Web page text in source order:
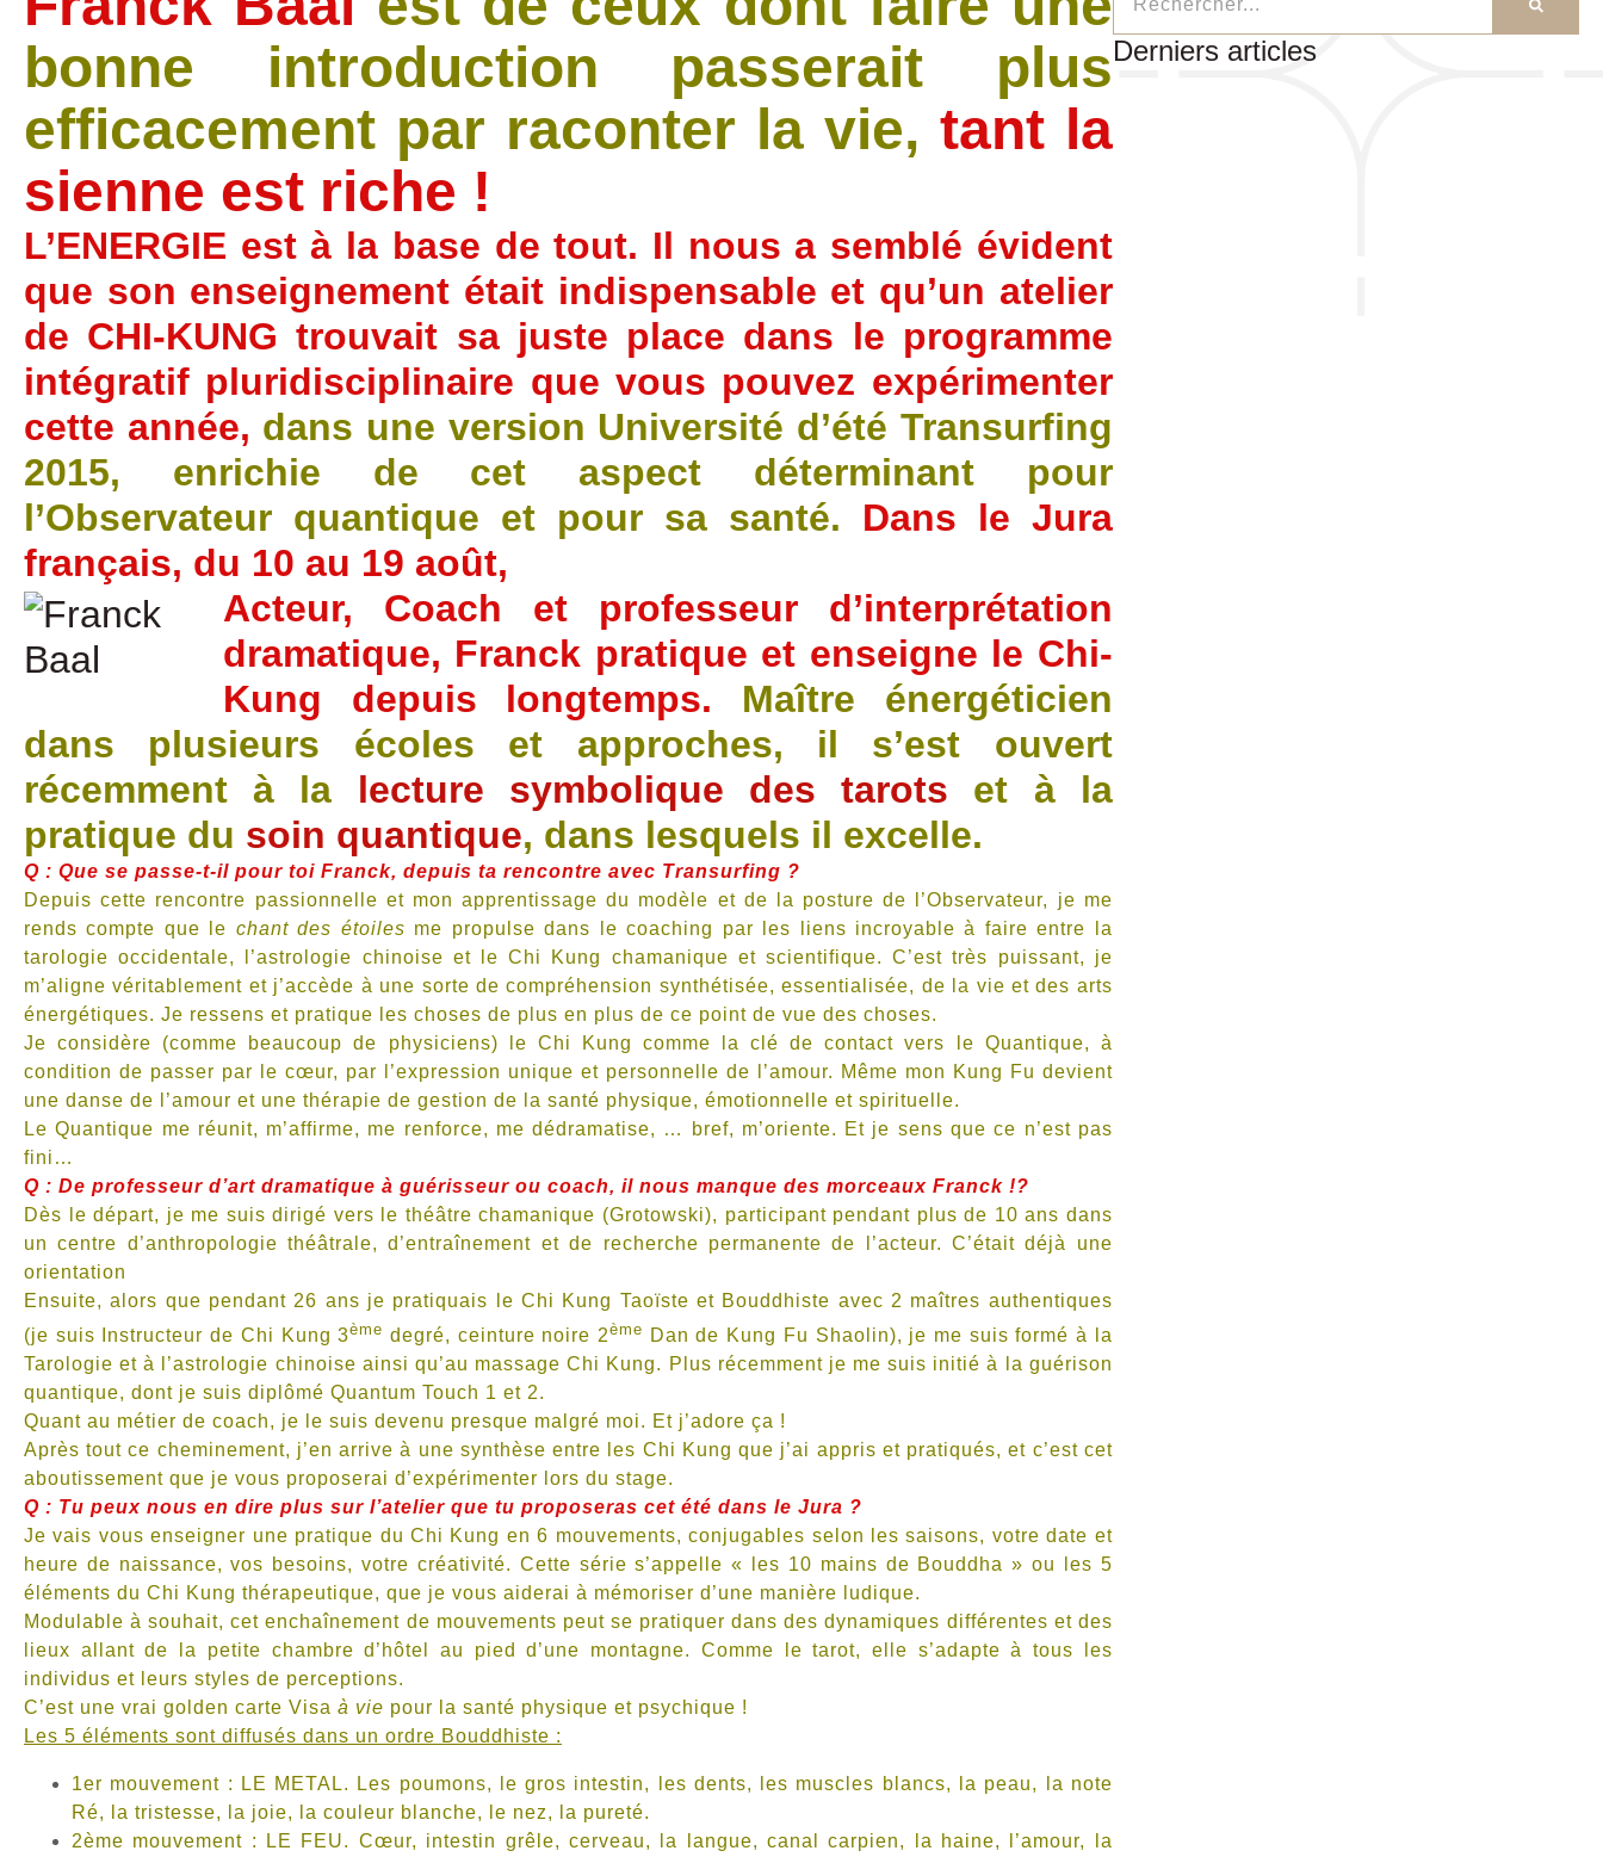
bonne introduction passerait plus
efficacement par raconter la vie, tant la
sienne est riche !
L’ENERGIE est à la base de tout. Il nous a semblé évident
que son enseignement était indispensable et qu’un atelier
de CHI-KUNG trouvait sa juste place dans le programme
intégratif pluridisciplinaire que vous pouvez expérimenter
cette année, dans une version Université d’été Transurfing
2015, enrichie de cet aspect déterminant pour
l’Observateur quantique et pour sa santé. Dans le Jura
français, du 10 au 19 août,
Acteur, Coach et professeur d’interprétation
dramatique, Franck pratique et enseigne le Chi-
Kung depuis longtemps. Maître énergéticien
dans plusieurs écoles et approches, il s’est ouvert
récemment à la lecture symbolique des tarots et à la
pratique du soin quantique, dans lesquels il excelle.
Q : Que se passe-t-il pour toi Franck, depuis ta rencontre avec Transurfing ?
Depuis cette rencontre passionnelle et mon apprentissage du modèle et de la posture de l’Observateur, je me
rends compte que le chant des étoiles me propulse dans le coaching par les liens incroyable à faire entre la
tarologie occidentale, l’astrologie chinoise et le Chi Kung chamanique et scientifique. C’est très puissant, je
m’aligne véritablement et j’accède à une sorte de compréhension synthétisée, essentialisée, de la vie et des arts
énergétiques. Je ressens et pratique les choses de plus en plus de ce point de vue des choses.
Je considère (comme beaucoup de physiciens) le Chi Kung comme la clé de contact vers le Quantique, à
condition de passer par le cœur, par l’expression unique et personnelle de l’amour. Même mon Kung Fu devient
une danse de l’amour et une thérapie de gestion de la santé physique, émotionnelle et spirituelle.
Le Quantique me réunit, m’affirme, me renforce, me dédramatise, … bref, m’oriente. Et je sens que ce n’est pas
fini…
Q : De professeur d’art dramatique à guérisseur ou coach, il nous manque des morceaux Franck !?
Dès le départ, je me suis dirigé vers le théâtre chamanique (Grotowski), participant pendant plus de 10 ans dans
un centre d’anthropologie théâtrale, d’entraînement et de recherche permanente de l’acteur. C’était déjà une
orientation
Ensuite, alors que pendant 26 ans je pratiquais le Chi Kung Taoïste et Bouddhiste avec 2 maîtres authentiques
(je suis Instructeur de Chi Kung 3ème degré, ceinture noire 2ème Dan de Kung Fu Shaolin), je me suis formé à la
Tarologie et à l’astrologie chinoise ainsi qu’au massage Chi Kung. Plus récemment je me suis initié à la guérison
quantique, dont je suis diplômé Quantum Touch 1 et 2.
Quant au métier de coach, je le suis devenu presque malgré moi. Et j’adore ça !
Après tout ce cheminement, j’en arrive à une synthèse entre les Chi Kung que j’ai appris et pratiqués, et c’est cet
aboutissement que je vous proposerai d’expérimenter lors du stage.
Q : Tu peux nous en dire plus sur l’atelier que tu proposeras cet été dans le Jura ?
Je vais vous enseigner une pratique du Chi Kung en 6 mouvements, conjugables selon les saisons, votre date et
heure de naissance, vos besoins, votre créativité. Cette série s’appelle « les 10 mains de Bouddha » ou les 5
éléments du Chi Kung thérapeutique, que je vous aiderai à mémoriser d’une manière ludique.
Modulable à souhait, cet enchaînement de mouvements peut se pratiquer dans des dynamiques différentes et des
lieux allant de la petite chambre d’hôtel au pied d’une montagne. Comme le tarot, elle s’adapte à tous les
individus et leurs styles de perceptions.
C’est une vrai golden carte Visa à vie pour la santé physique et psychique !
Les 5 éléments sont diffusés dans un ordre Bouddhiste :
1er mouvement : LE METAL. Les poumons, le gros intestin, les dents, les muscles blancs, la peau, la note
Ré, la tristesse, la joie, la couleur blanche, le nez, la pureté.
2ème mouvement : LE FEU. Cœur, intestin grêle, cerveau, la langue, canal carpien, la haine, l’amour, la
Derniers articles